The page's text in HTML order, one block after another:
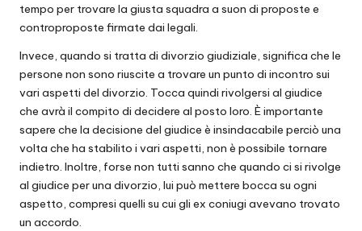
tempo per trovare la giusta squadra a suon di proposte e
controproposte firmate dai legali.
Invece, quando si tratta di divorzio giudiziale, significa che le
persone non sono riuscite a trovare un punto di incontro sui
vari aspetti del divorzio. Tocca quindi rivolgersi al giudice
che avrà il compito di decidere al posto loro. È importante
sapere che la decisione del giudice è insindacabile perciò una
volta che ha stabilito i vari aspetti, non è possibile tornare
indietro. Inoltre, forse non tutti sanno che quando ci si rivolge
al giudice per una divorzio, lui può mettere bocca su ogni
aspetto, compresi quelli su cui gli ex coniugi avevano trovato
un accordo.